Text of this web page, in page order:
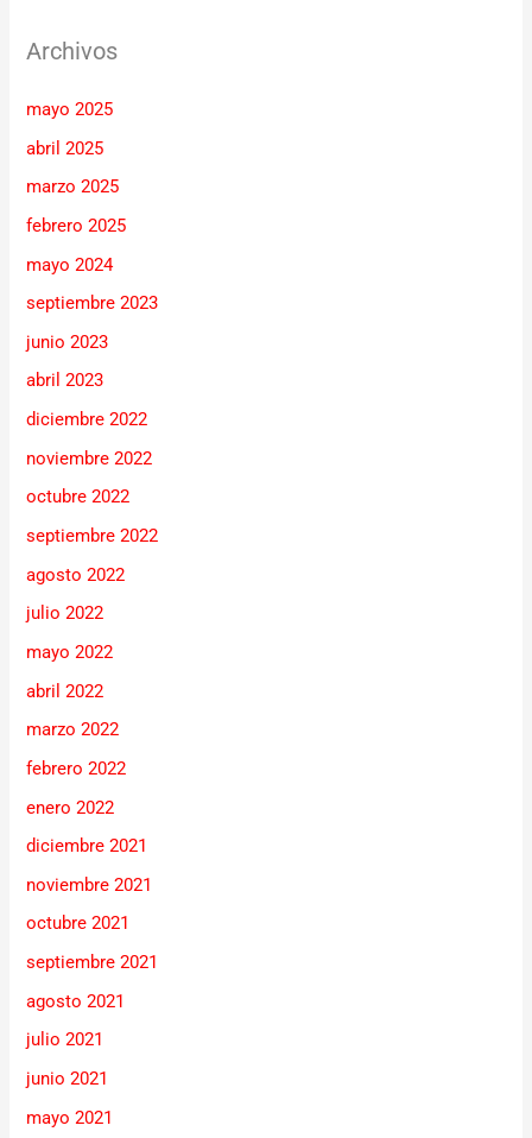
Archivos
mayo 2025
abril 2025
marzo 2025
febrero 2025
mayo 2024
septiembre 2023
junio 2023
abril 2023
diciembre 2022
noviembre 2022
octubre 2022
septiembre 2022
agosto 2022
julio 2022
mayo 2022
abril 2022
marzo 2022
febrero 2022
enero 2022
diciembre 2021
noviembre 2021
octubre 2021
septiembre 2021
agosto 2021
julio 2021
junio 2021
mayo 2021